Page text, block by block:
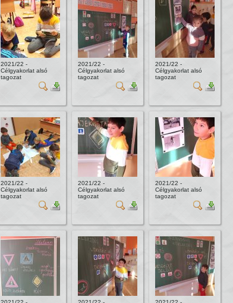
2021/22 -
Célgyakorlat alsó
tagozat
2021/22 -
Célgyakorlat alsó
tagozat
2021/22 -
Célgyakorlat alsó
tagozat
2021/22 -
Célgyakorlat alsó
tagozat
2021/22 -
Célgyakorlat alsó
tagozat
2021/22 -
Célgyakorlat alsó
tagozat